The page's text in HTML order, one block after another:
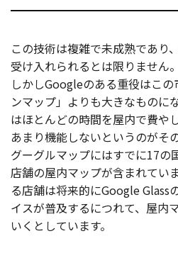
この技術は複雑で未成熟であり
受け入れられるとは限りません。
しかしGoogleのある重役はこの
ンマップ」よりも大きなものに
はほとんどの時間を屋内で費や
あまり機能しないというのがそ
グーグルマップにはすでに17の
店舗の屋内マップが含まれてい
る店舗は将来的にGoogle Glass
イスが普及するにつれて、屋内
いくとしています。